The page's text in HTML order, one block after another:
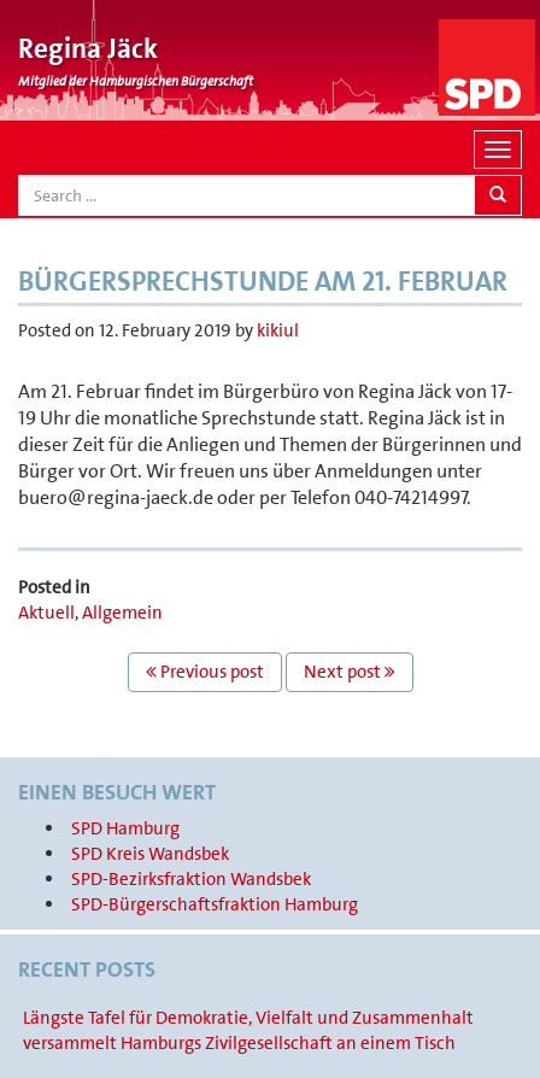
Regina Jäck
Mitglied der Hamburgischen Bürgerschaft
N
a
v
a
n
SEARCH
BÜRGERSPRECHSTUNDE AM 21. FEBRUAR
Posted on 12. February 2019 by kikiul
Am 21. Februar findet im Bürgerbüro von Regina Jäck von 17-
19 Uhr die monatliche Sprechstunde statt. Regina Jäck ist in
dieser Zeit für die Anliegen und Themen der Bürgerinnen und
Bürger vor Ort. Wir freuen uns über Anmeldungen unter
buero@regina-jaeck.de oder per Telefon 040-74214997.
Posted in
Aktuell,Allgemein
NAVIGATION
Previous post Next post
EINEN BESUCH WERT
SPD Hamburg
SPD Kreis Wandsbek
SPD-Bezirksfraktion Wandsbek
SPD-Bürgerschaftsfraktion Hamburg
RECENT POSTS
Längste Tafel für Demokratie, Vielfalt und Zusammenhalt
versammelt Hamburgs Zivilgesellschaft an einem Tisch